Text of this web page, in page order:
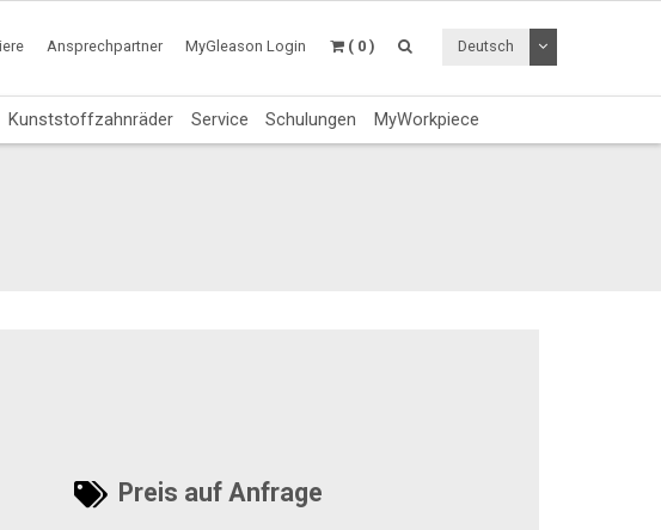
Ansprechpartner MyGleason Login ( 0 ) Deutsch Dropdown
Kunststoffzahnräder Service Schulungen MyWorkpiece
Preis auf Anfrage